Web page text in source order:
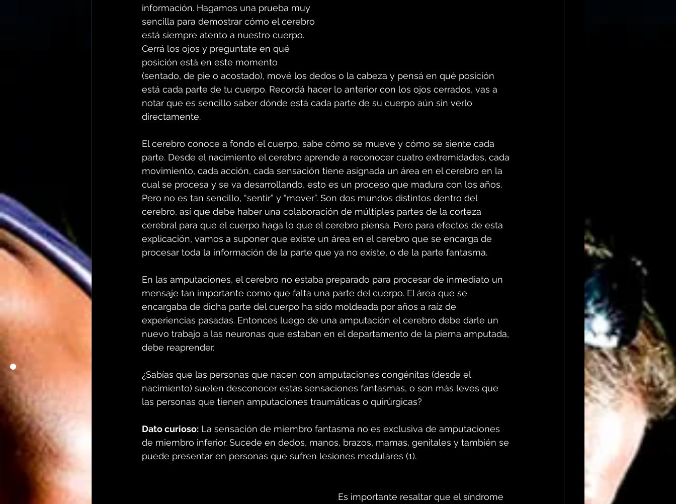
información. Hagamos una prueba muy
sencilla para demostrar cómo el cerebro
está siempre atento a nuestro cuerpo.
Cerrá los ojos y preguntate en qué
posición está en este momento
(sentado, de pie o acostado), mové los dedos o la cabeza y pensá en qué posición
está cada parte de tu cuerpo. Recordá hacer lo anterior con los ojos cerrados, vas a
notar que es sencillo saber dónde está cada parte de su cuerpo aún sin verlo
directamente.
El cerebro conoce a fondo el cuerpo, sabe cómo se mueve y cómo se siente cada
parte. Desde el nacimiento el cerebro aprende a reconocer cuatro extremidades, cada
movimiento, cada acción, cada sensación tiene asignada un área en el cerebro en la
cual se procesa y se va desarrollando, esto es un proceso que madura con los años.
Pero no es tan sencillo, “sentir” y “mover”. Son dos mundos distintos dentro del
cerebro, así que debe haber una colaboración de múltiples partes de la corteza
cerebral para que el cuerpo haga lo que el cerebro piensa. Pero para efectos de esta
explicación, vamos a suponer que existe un área en el cerebro que se encarga de
procesar toda la información de la parte que ya no existe, o de la parte fantasma.
En las amputaciones, el cerebro no estaba preparado para procesar de inmediato un
mensaje tan importante como que falta una parte del cuerpo. El área que se
encargaba de dicha parte del cuerpo ha sido moldeada por años a raíz de
experiencias pasadas. Entonces luego de una amputación el cerebro debe darle un
nuevo trabajo a las neuronas que estaban en el departamento de la pierna amputada,
debe reaprender.
¿Sabías que las personas que nacen con amputaciones congénitas (desde el
nacimiento) suelen desconocer estas sensaciones fantasmas, o son más leves que
las personas que tienen amputaciones traumáticas o quirúrgicas?
Dato curioso: La sensación de miembro fantasma no es exclusiva de amputaciones
de miembro inferior. Sucede en dedos, manos, brazos, mamas, genitales y también se
puede presentar en personas que sufren lesiones medulares (1).
Es importante resaltar que el síndrome